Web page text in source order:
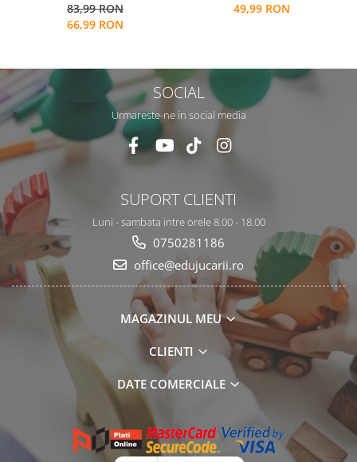
83,99 RON
66,99 RON
49,99 RON
SOCIAL
Urmareste-ne in social media
SUPORT CLIENTI
Luni - sambata intre orele 8.00 - 18.00
0750281186
office@edujucarii.ro
MAGAZINUL MEU
CLIENTI
DATE COMERCIALE